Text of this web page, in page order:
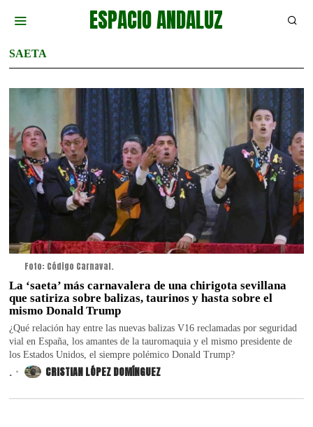
ESPACIO ANDALUZ
SAETA
Foto: Código Carnaval.
La ‘saeta’ más carnavalera de una chirigota sevillana
que satiriza sobre balizas, taurinos y hasta sobre el
mismo Donald Trump
¿Qué relación hay entre las nuevas balizas V16 reclamadas por seguridad
vial en España, los amantes de la tauromaquia y el mismo presidente de
los Estados Unidos, el siempre polémico Donald Trump?
. CRISTIAN LÓPEZ DOMÍNGUEZ